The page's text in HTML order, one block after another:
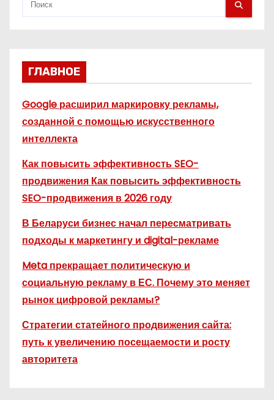
ГЛАВНОЕ
Google расширил маркировку рекламы,
созданной с помощью искусственного
интеллекта
Как повысить эффективность SEO-
продвижения Как повысить эффективность
SEO-продвижения в 2026 году
В Беларуси бизнес начал пересматривать
подходы к маркетингу и digital-рекламе
Meta прекращает политическую и
социальную рекламу в ЕС. Почему это меняет
рынок цифровой рекламы?
Стратегии статейного продвижения сайта:
путь к увеличению посещаемости и росту
авторитета